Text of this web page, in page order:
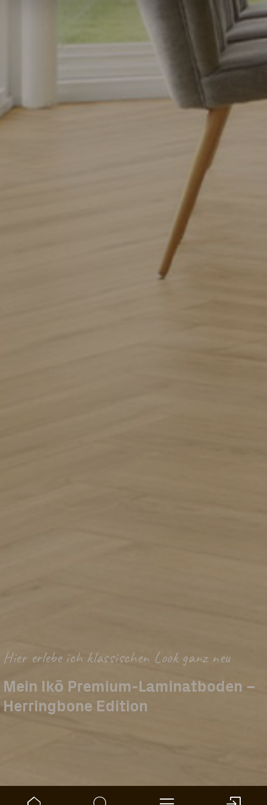
Hier erlebe ich klassischen Look ganz neu
Mein Ikō Premium-Laminatboden –
Herringbone Edition